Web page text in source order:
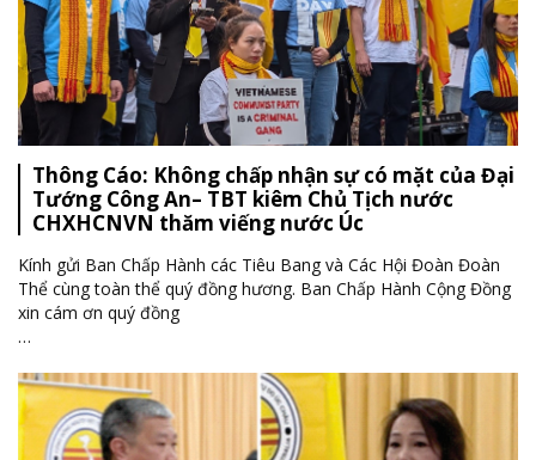
Thông Cáo: Không chấp nhận sự có mặt của Đại
Tướng Công An– TBT kiêm Chủ Tịch nước
CHXHCNVN thăm viếng nước Úc
Kính gửi Ban Chấp Hành các Tiêu Bang và Các Hội Đoàn Đoàn
Thể cùng toàn thể quý đồng hương. Ban Chấp Hành Cộng Đồng
xin cám ơn quý đồng
…